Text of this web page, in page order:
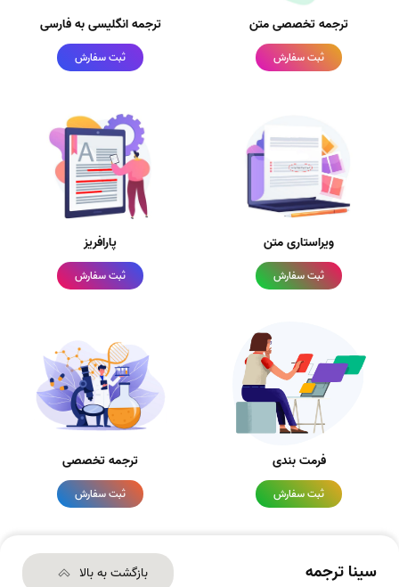
ترجمه تخصصی متن
ثبت سفارش
ترجمه انگلیسی به فارسی
ثبت سفارش
ویراستاری متن
ثبت سفارش
پارافریز
ثبت سفارش
فرمت بندی
ثبت سفارش
ترجمه تخصصی
ثبت سفارش
سینا ترجمه بازگشت به بالا